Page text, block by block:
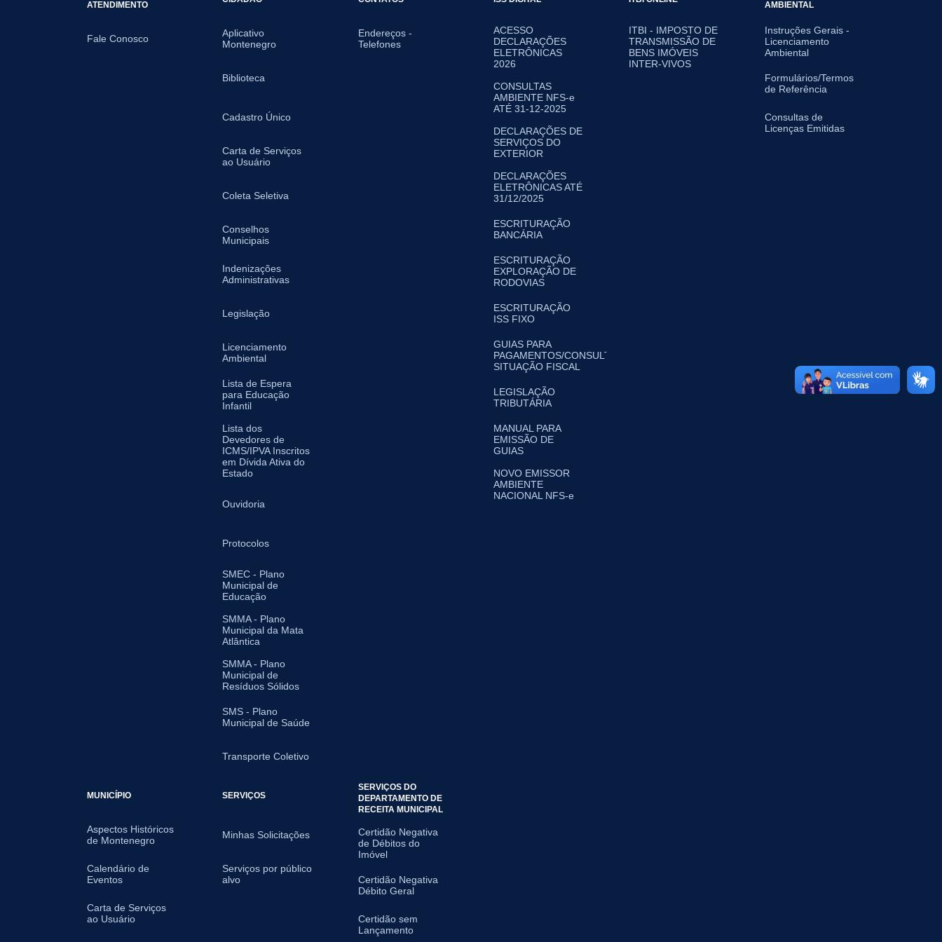
ATENDIMENTO
Fale Conosco
Aplicativo
Montenegro
Biblioteca
Cadastro Único
Carta de Serviços
ao Usuário
Coleta Seletiva
Conselhos
Municipais
Indenizações
Administrativas
Legislação
Licenciamento
Ambiental
Lista de Espera
para Educação
Infantil
Lista dos
Devedores de
ICMS/IPVA Inscritos
em Dívida Ativa do
Estado
Ouvidoria
Protocolos
SMEC - Plano
Municipal de
Educação
SMMA - Plano
Municipal da Mata
Atlântica
SMMA - Plano
Municipal de
Resíduos Sólidos
SMS - Plano
Municipal de Saúde
Transporte Coletivo
Endereços -
Telefones
ACESSO
DECLARAÇÕES
ELETRÔNICAS
2026
CONSULTAS
AMBIENTE NFS-e
ATÉ 31-12-2025
DECLARAÇÕES DE
SERVIÇOS DO
EXTERIOR
DECLARAÇÕES
ELETRÔNICAS ATÉ
31/12/2025
ESCRITURAÇÃO
BANCÁRIA
ESCRITURAÇÃO
EXPLORAÇÃO DE
RODOVIAS
ESCRITURAÇÃO
ISS FIXO
GUIAS PARA
PAGAMENTOS/CONSULTA
SITUAÇÃO FISCAL
LEGISLAÇÃO
TRIBUTÁRIA
MANUAL PARA
EMISSÃO DE
GUIAS
NOVO EMISSOR
AMBIENTE
NACIONAL NFS-e
ITBI - IMPOSTO DE
TRANSMISSÃO DE
BENS IMÓVEIS
INTER-VIVOS
AMBIENTAL
Instruções Gerais -
Licenciamento
Ambiental
Formulários/Termos
de Referência
Consultas de
Licenças Emitidas
MUNICÍPIO
Aspectos Históricos
de Montenegro
Calendário de
Eventos
Carta de Serviços
ao Usuário
SERVIÇOS
Minhas Solicitações
Serviços por público
alvo
SERVIÇOS DO
DEPARTAMENTO DE
RECEITA MUNICIPAL
Certidão Negativa
de Débitos do
Imóvel
Certidão Negativa
Débito Geral
Certidão sem
Lançamento